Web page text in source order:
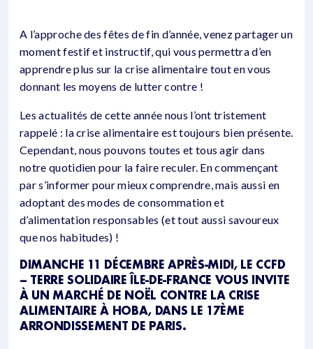
A l’approche des fêtes de fin d’année, venez partager un
moment festif et instructif, qui vous permettra d’en
apprendre plus sur la crise alimentaire tout en vous
donnant les moyens de lutter contre !
Les actualités de cette année nous l’ont tristement
rappelé : la crise alimentaire est toujours bien présente.
Cependant, nous pouvons toutes et tous agir dans
notre quotidien pour la faire reculer. En commençant
par s’informer pour mieux comprendre, mais aussi en
adoptant des modes de consommation et
d’alimentation responsables (et tout aussi savoureux
que nos habitudes) !
DIMANCHE 11 DÉCEMBRE APRÈS-MIDI, LE CCFD
– TERRE SOLIDAIRE ÎLE-DE-FRANCE VOUS INVITE
À UN MARCHÉ DE NOËL CONTRE LA CRISE
ALIMENTAIRE À HOBA, DANS LE 17ÈME
ARRONDISSEMENT DE PARIS.